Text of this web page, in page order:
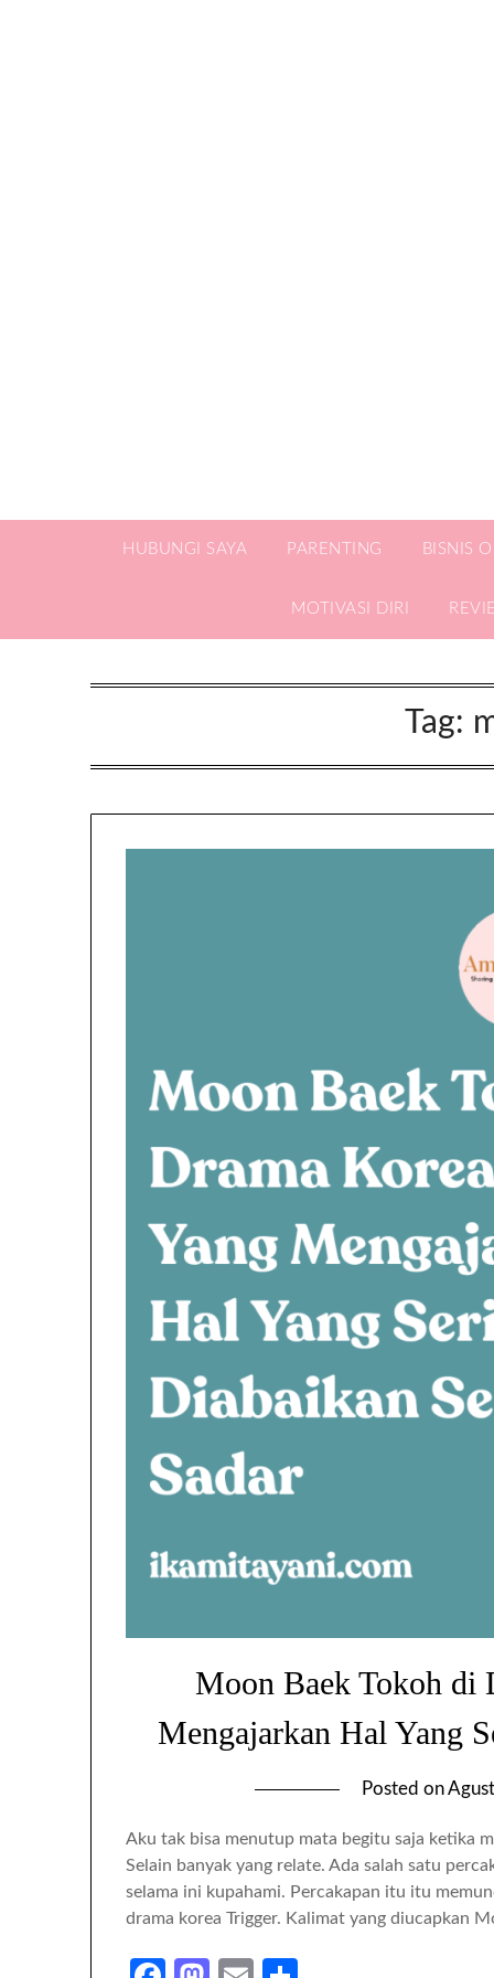
HUBUNGI SAYA PARENTING BISNIS
MOTIVASI DIRI
Tag:
Moon Baek Tokoh di
Mengajarkan Hal Yang
Posted on
Aku tak bisa menutup mata begitu saja ketika
Selain banyak yang relate. Ada salah satu
selama ini kupahami. Percakapan itu itu
drama korea Trigger. Kalimat yang diucapkan